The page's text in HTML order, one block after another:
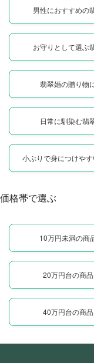
男性におすすめの
お守りとして選ぶ
翡翠婚の贈り物
日常に馴染む翡
小ぶりで身につけや
価格帯で選ぶ
10万円未満の商
20万円台の商品
40万円台の商品